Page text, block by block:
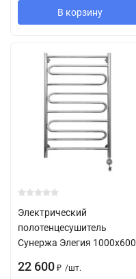
В корзину
Электрический
полотенцесушитель
Сунержа Элегия 1000х600
22 600 ₽ /шт.